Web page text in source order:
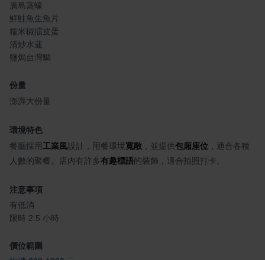
廣島蒸蠔
鮮鮭魚生魚片
糯米椒擂皮蛋
清炒水蓮
鹽焗台灣鯛
份量
澎湃大份量
環境特色
餐廳採用工業風設計，用餐環境寬敞 ，並提供包廂座位 ，適合各種
人數的聚餐。店內有許多有趣標語的裝飾，適合拍照打卡。
注意事項
有低消
限時 2.5 小時
價位範圍